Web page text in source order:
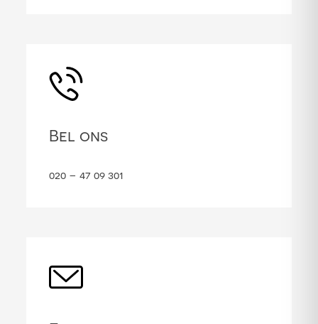
Bel ons
020 – 47 09 301